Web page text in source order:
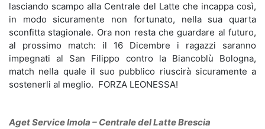
lasciando scampo alla Centrale del Latte che incappa così,
in modo sicuramente non fortunato, nella sua quarta
sconfitta stagionale. Ora non resta che guardare al futuro,
al prossimo match: il 16 Dicembre i ragazzi saranno
impegnati al San Filippo contro la Biancoblù Bologna,
match nella quale il suo pubblico riuscirà sicuramente a
sostenerli al meglio. FORZA LEONESSA!
Aget Service Imola – Centrale del Latte Brescia